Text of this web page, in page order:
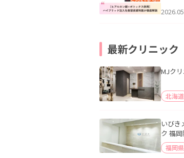
用】ハ
最新クリニック
MJク
北海道
いびき
ク 福
福岡県